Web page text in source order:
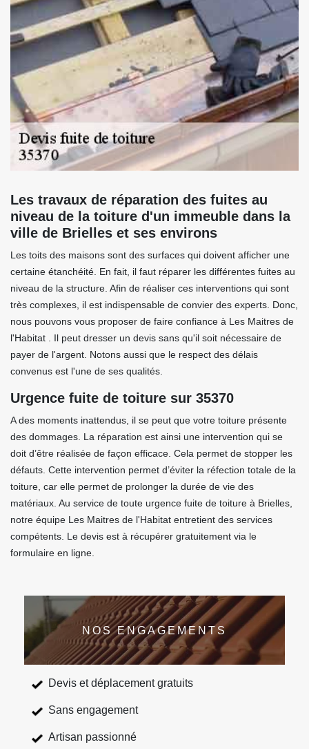
Les travaux de réparation des fuites au
niveau de la toiture d'un immeuble dans la
ville de Brielles et ses environs
Les toits des maisons sont des surfaces qui doivent afficher une
certaine étanchéité. En fait, il faut réparer les différentes fuites au
niveau de la structure. Afin de réaliser ces interventions qui sont
très complexes, il est indispensable de convier des experts. Donc,
nous pouvons vous proposer de faire confiance à Les Maitres de
l'Habitat . Il peut dresser un devis sans qu'il soit nécessaire de
payer de l'argent. Notons aussi que le respect des délais
convenus est l'une de ses qualités.
Urgence fuite de toiture sur 35370
A des moments inattendus, il se peut que votre toiture présente
des dommages. La réparation est ainsi une intervention qui se
doit d’être réalisée de façon efficace. Cela permet de stopper les
défauts. Cette intervention permet d’éviter la réfection totale de la
toiture, car elle permet de prolonger la durée de vie des
matériaux. Au service de toute urgence fuite de toiture à Brielles,
notre équipe Les Maitres de l'Habitat entretient des services
compétents. Le devis est à récupérer gratuitement via le
formulaire en ligne.
NOS ENGAGEMENTS
Devis et déplacement gratuits
Sans engagement
Artisan passionné